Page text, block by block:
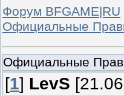
Форум BFGAME|RU
Официальные
Официальные
[1] LevS